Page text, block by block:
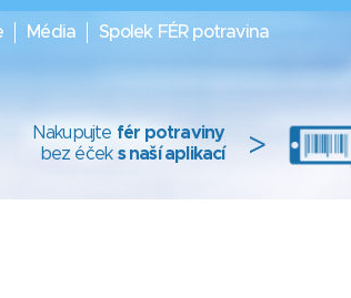
Média Spolek FÉR potravina
Nakupujte fér potraviny
bez éček s naší aplikací >